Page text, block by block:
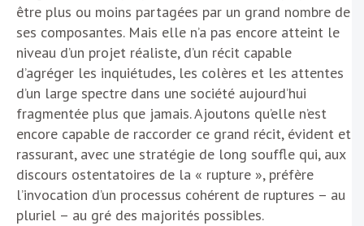
être plus ou moins partagées par un grand nombre de
ses composantes. Mais elle n’a pas encore atteint le
niveau d’un projet réaliste, d’un récit capable
d’agréger les inquiétudes, les colères et les attentes
d’un large spectre dans une société aujourd’hui
fragmentée plus que jamais. Ajoutons qu’elle n’est
encore capable de raccorder ce grand récit, évident et
rassurant, avec une stratégie de long souffle qui, aux
discours ostentatoires de la « rupture », préfère
l’invocation d’un processus cohérent de ruptures – au
pluriel – au gré des majorités possibles.